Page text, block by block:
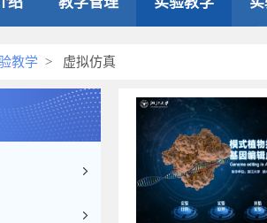
教学 > 虚拟仿真